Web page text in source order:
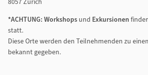
8057 Zürich
*ACHTUNG: Workshops und Exkursionen
statt.
Diese Orte werden den Teilnehmenden zu
bekannt gegeben.